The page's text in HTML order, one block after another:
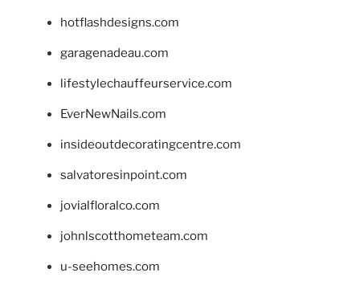
hotflashdesigns.com
garagenadeau.com
lifestylechauffeurservice.com
EverNewNails.com
insideoutdecoratingcentre.com
salvatoresinpoint.com
jovialfloralco.com
johnlscotthometeam.com
u-seehomes.com